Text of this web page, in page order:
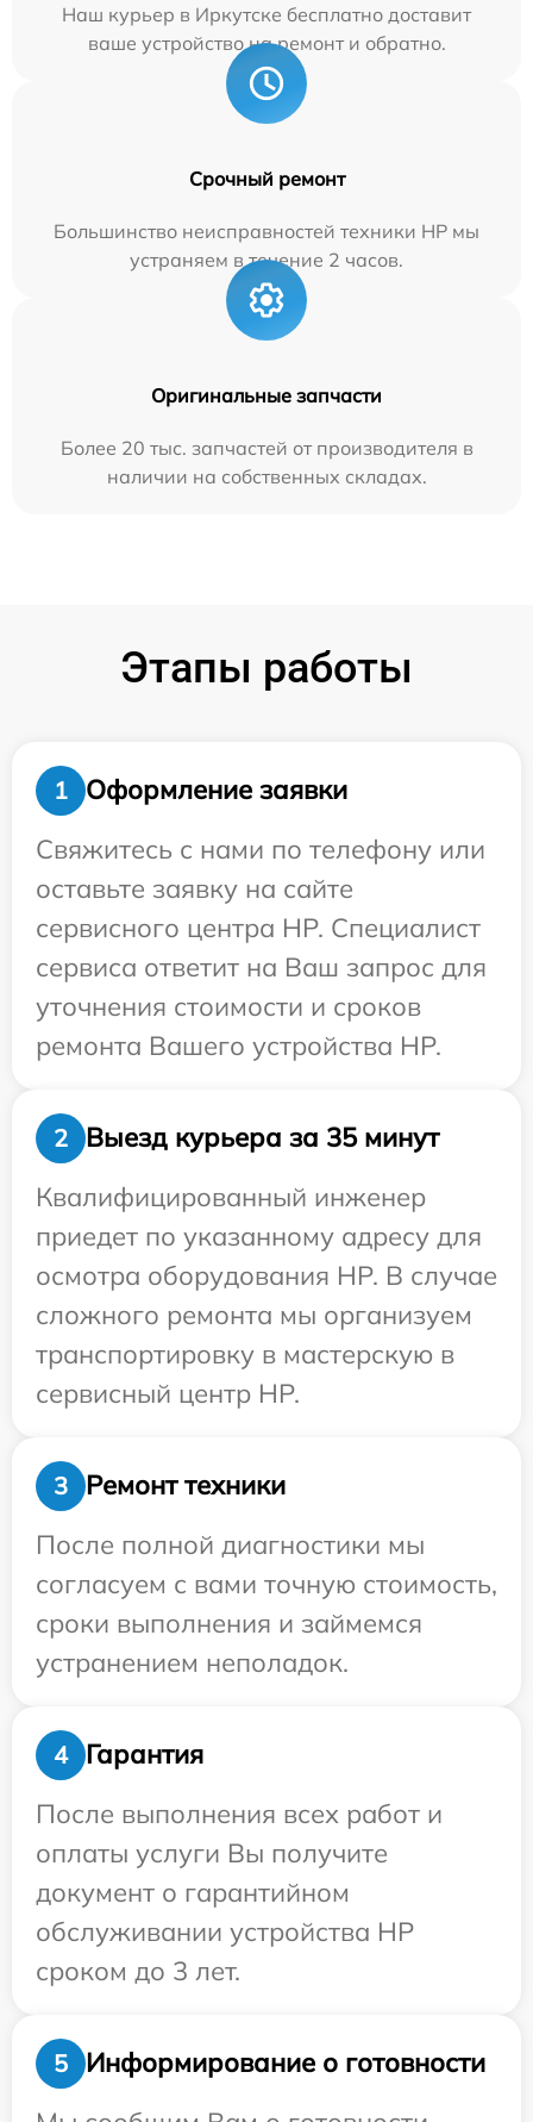
Наш курьер в Иркутске бесплатно доставит
ваше устройство на ремонт и обратно.
Срочный ремонт
Большинство неисправностей техники HP мы
устраняем в течение 2 часов.
Оригинальные запчасти
Более 20 тыс. запчастей от производителя в
наличии на собственных складах.
Этапы работы
1
Оформление заявки
Свяжитесь с нами по телефону или
оставьте заявку на сайте
сервисного центра HP. Специалист
сервиса ответит на Ваш запрос для
уточнения стоимости и сроков
ремонта Вашего устройства HP.
2
Выезд курьера за 35 минут
Квалифицированный инженер
приедет по указанному адресу для
осмотра оборудования HP. В случае
сложного ремонта мы организуем
транспортировку в мастерскую в
сервисный центр HP.
3
Ремонт техники
После полной диагностики мы
согласуем с вами точную стоимость,
сроки выполнения и займемся
устранением неполадок.
4
Гарантия
После выполнения всех работ и
оплаты услуги Вы получите
документ о гарантийном
обслуживании устройства HP
сроком до 3 лет.
5
Информирование о готовности